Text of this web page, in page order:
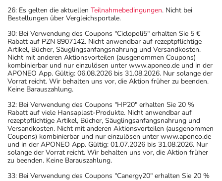
26: Es gelten die aktuellen Teilnahmebedingungen. Nicht bei
Bestellungen über Vergleichsportale.
30: Bei Verwendung des Coupons "Ciclopoli5" erhalten Sie 5 €
Rabatt auf PZN 8907142. Nicht anwendbar auf rezeptpflichtige
Artikel, Bücher, Säuglingsanfangsnahrung und Versandkosten.
Nicht mit anderen Aktionsvorteilen (ausgenommen Coupons)
kombinierbar und nur einzulösen unter www.aponeo.de und in der
APONEO App. Gültig: 06.08.2026 bis 31.08.2026. Nur solange der
Vorrat reicht. Wir behalten uns vor, die Aktion früher zu beenden.
Keine Barauszahlung.
32: Bei Verwendung des Coupons "HP20" erhalten Sie 20 %
Rabatt auf viele Hansaplast-Produkte. Nicht anwendbar auf
rezeptpflichtige Artikel, Bücher, Säuglingsanfangsnahrung und
Versandkosten. Nicht mit anderen Aktionsvorteilen (ausgenommen
Coupons) kombinierbar und nur einzulösen unter www.aponeo.de
und in der APONEO App. Gültig: 01.07.2026 bis 31.08.2026. Nur
solange der Vorrat reicht. Wir behalten uns vor, die Aktion früher
zu beenden. Keine Barauszahlung.
33: Bei Verwendung des Coupons "Canergy20" erhalten Sie 20 %